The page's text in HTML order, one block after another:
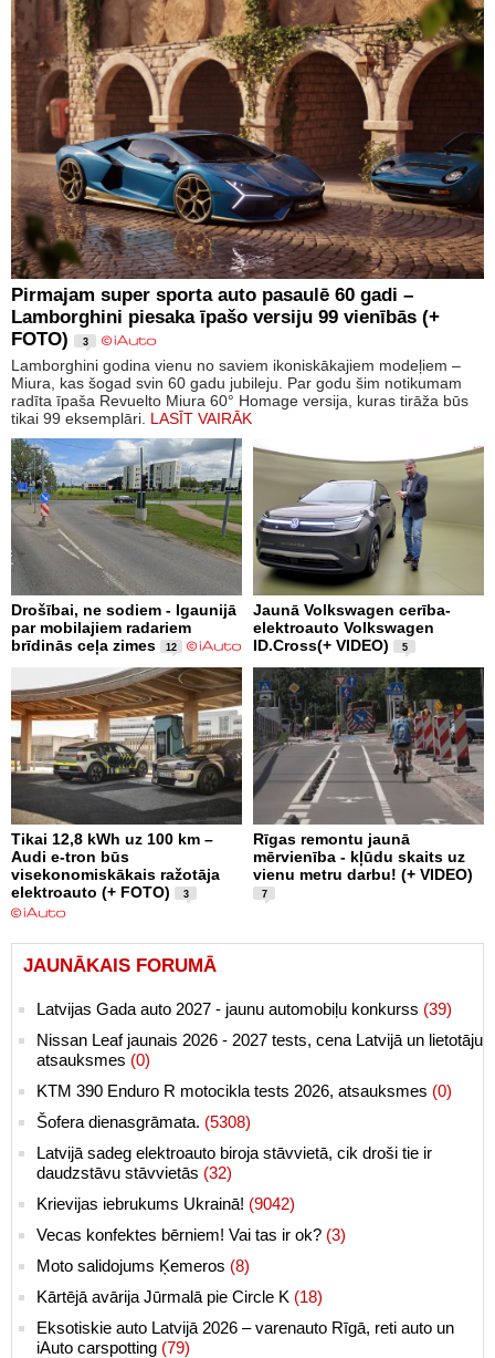
Pirmajam super sporta auto pasaulē 60 gadi –
Lamborghini piesaka īpašo versiju 99 vienībās (+
FOTO)
3
Lamborghini godina vienu no saviem ikoniskākajiem modeļiem –
Miura, kas šogad svin 60 gadu jubileju. Par godu šim notikumam
radīta īpaša Revuelto Miura 60° Homage versija, kuras tirāža būs
tikai 99 eksemplāri. LASĪT VAIRĀK
Drošībai, ne sodiem - Igaunijā
par mobilajiem radariem
brīdinās ceļa zimes
12
Jaunā Volkswagen cerība-
elektroauto Volkswagen
ID.Cross(+ VIDEO)
5
Tikai 12,8 kWh uz 100 km –
Audi e-tron būs
visekonomiskākais ražotāja
elektroauto (+ FOTO)
3
Rīgas remontu jaunā
mērvienība - kļūdu skaits uz
vienu metru darbu! (+ VIDEO)
7
JAUNĀKAIS FORUMĀ
Latvijas Gada auto 2027 - jaunu automobiļu konkurss (39)
Nissan Leaf jaunais 2026 - 2027 tests, cena Latvijā un lietotāju
atsauksmes (0)
KTM 390 Enduro R motocikla tests 2026, atsauksmes (0)
Šofera dienasgrāmata. (5308)
Latvijā sadeg elektroauto biroja stāvvietā, cik droši tie ir
daudzstāvu stāvvietās (32)
Krievijas iebrukums Ukrainā! (9042)
Vecas konfektes bērniem! Vai tas ir ok? (3)
Moto salidojums Ķemeros (8)
Kārtējā avārija Jūrmalā pie Circle K (18)
Eksotiskie auto Latvijā 2026 – varenauto Rīgā, reti auto un
iAuto carspotting (79)